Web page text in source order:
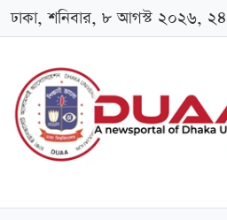
ঢাকা, শনিবার, ৮ আগস্ট ২০২৬,